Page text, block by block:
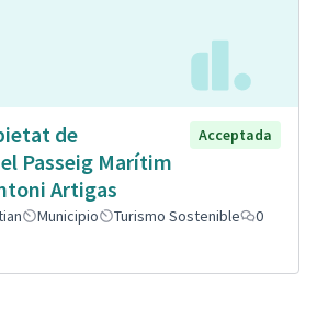
de
Passeig Marítim
Artigas
Acceptada
Municipio Turismo Sostenible
0